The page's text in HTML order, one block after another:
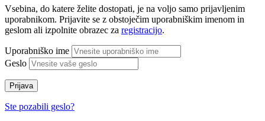
Vsebina, do katere želite dostopati, je na voljo samo prijavljenim
uporabnikom. Prijavite se z obstoječim uporabniškim imenom in
geslom ali izpolnite obrazec za registracijo.
Uporabniško ime
Geslo
Prijava
Ste pozabili geslo?